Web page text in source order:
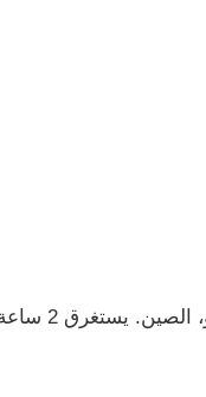
ج: مصنعنا يقع في